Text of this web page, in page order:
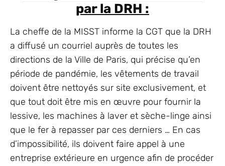
par la DRH :
La cheffe de la MISST informe la CGT que la DRH
a diffusé un courriel auprès de toutes les
directions de la Ville de Paris, qui précise qu’en
période de pandémie, les vêtements de travail
doivent être nettoyés sur site exclusivement, et
que tout doit être mis en œuvre pour fournir la
lessive, les machines à laver et sèche-linge ainsi
que le fer à repasser par ces derniers … En cas
d’impossibilité, ils doivent faire appel à une
entreprise extérieure en urgence afin de procéder